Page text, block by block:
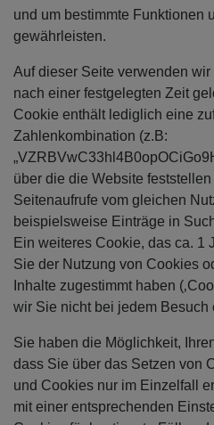
und um bestimmte Funktionen
gewährleisten.
Auf dieser Seite verwenden wir
nach einer festgelegten Zeit
Cookie enthält lediglich eine
Zahlenkombination (z.B:
über die die Website
Seitenaufrufe vom gleichen
beispielsweise Einträge in
Ein weiteres Cookie, das ca. 1
Sie der Nutzung von Cookies
Inhalte zugestimmt haben
wir Sie nicht bei jedem Besuch
Sie haben die Möglichkeit,
dass Sie über das Setzen von
und Cookies nur im Einzelfall
mit einer entsprechenden